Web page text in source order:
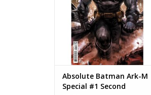
Absolute Batman Ark-M
Special #1 Second